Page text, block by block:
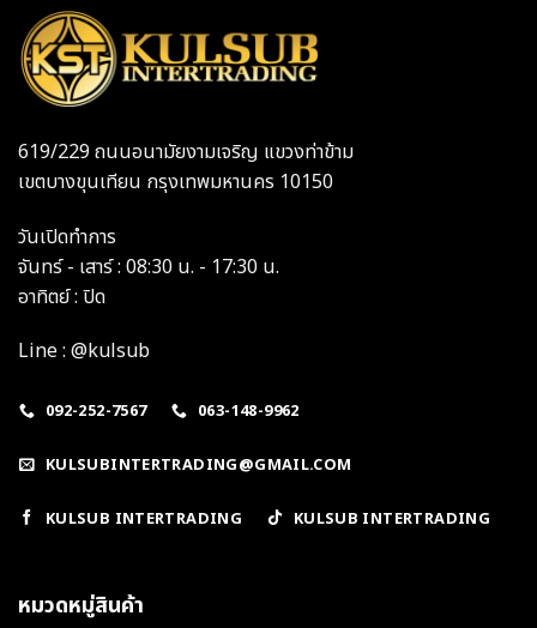
619/229 ถนนอนามัยงามเจริญ แขวงท่าข้าม
เขตบางขุนเทียน กรุงเทพมหานคร 10150
วันเปิดทำการ
จันทร์ - เสาร์ : 08:30 น. - 17:30 น.
อาทิตย์ : ปิด
Line : @kulsub
092-252-7567 063-148-9962
KULSUBINTERTRADING@GMAIL.COM
KULSUB INTERTRADING KULSUB INTERTRADING
หมวดหมู่สินค้า